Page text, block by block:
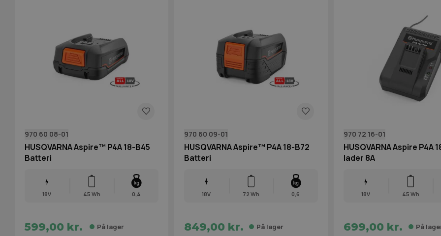
970 60 08-01
HUSQVARNA Aspire™ P4A 18-B45
Batteri
18V 45 Wh 0,4
599,00 kr. På lager
970 60 09-01
HUSQVARNA Aspire™ P4A 18-B72
Batteri
18V 72 Wh 0,6
849,00 kr. På lager
970 72 16-01
HUSQVARNA Aspire P4A
lader 8A
18V 45 Wh
699,00 kr. På